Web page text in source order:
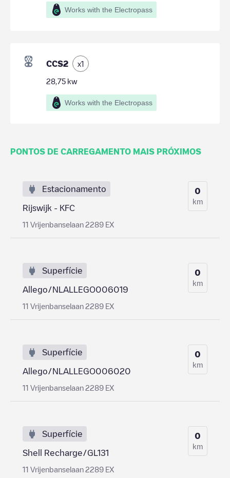
Works with the Electropass
CCS2 x1
28,75 kw
Works with the Electropass
PONTOS DE CARREGAMENTO MAIS PRÓXIMOS
Estacionamento
Rijswijk - KFC
11 Vrijenbanselaan 2289 EX
0
km
Superfície
Allego/NLALLEGO006019
11 Vrijenbanselaan 2289 EX
0
km
Superfície
Allego/NLALLEGO006020
11 Vrijenbanselaan 2289 EX
0
km
Superfície
Shell Recharge/GL131
11 Vrijenbanselaan 2289 EX
0
km